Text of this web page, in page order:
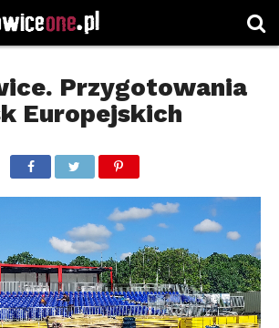
Przygotowania
Europejskich